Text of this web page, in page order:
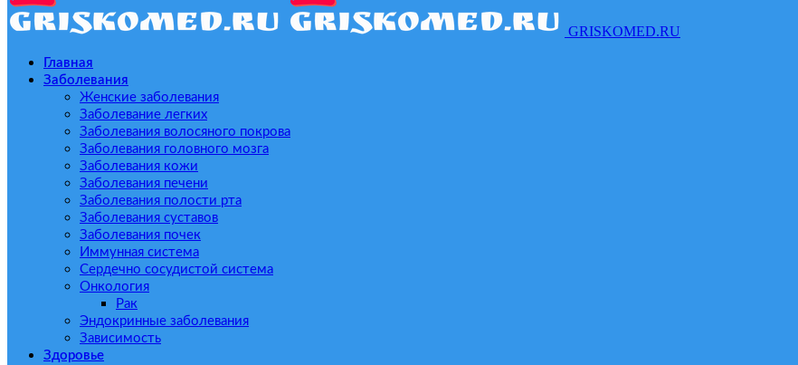
GRISKOMED.RU
Главная
Заболевания
Женские заболевания
Заболевание легких
Заболевания волосяного покрова
Заболевания головного мозга
Заболевания кожи
Заболевания печени
Заболевания полости рта
Заболевания суставов
Заболевания почек
Иммунная система
Сердечно сосудистой система
Онкология
Рак
Эндокринные заболевания
Зависимость
Здоровье